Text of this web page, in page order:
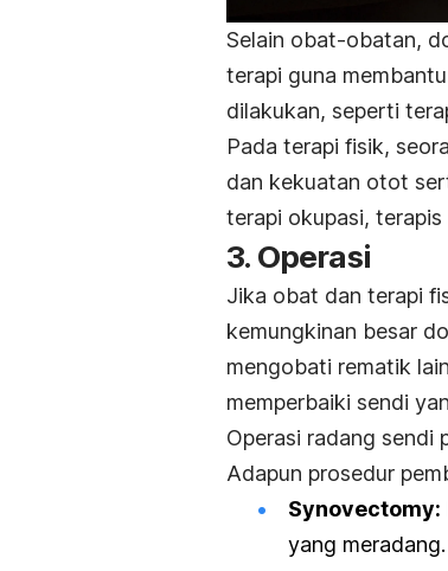
Selain obat-obatan,
terapi guna
dilakukan, seperti
Pada terapi fisik,
dan kekuatan otot
terapi okupasi,
3. Operasi
Jika obat dan terapi
kemungkinan besar
mengobati rematik
memperbaiki sendi
Operasi radang sendi
Adapun prosedur
Synovectomy:
yang